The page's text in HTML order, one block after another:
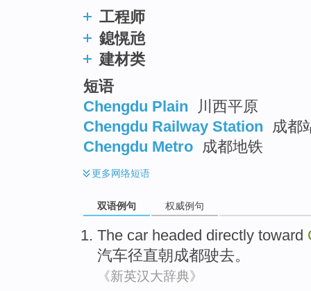
工程师
鎴愰兘
建材类
短语
Chengdu Plain
川西平原
Chengdu Railway Station
成都
Chengdu Metro 成都地铁
更多网络短语
双语例句 权威例句
The car headed directly toward
汽车径直朝成都驶去。
《新英汉大辞典》